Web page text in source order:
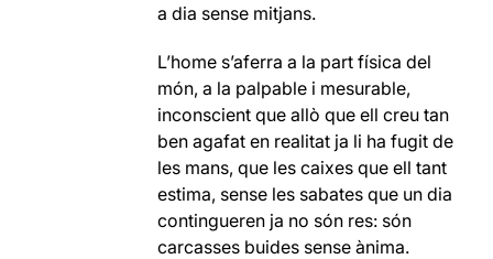
a dia sense mitjans.
L’home s’aferra a la part física del
món, a la palpable i mesurable,
inconscient que allò que ell creu tan
ben agafat en realitat ja li ha fugit de
les mans, que les caixes que ell tant
estima, sense les sabates que un dia
contingueren ja no són res: són
carcasses buides sense ànima.